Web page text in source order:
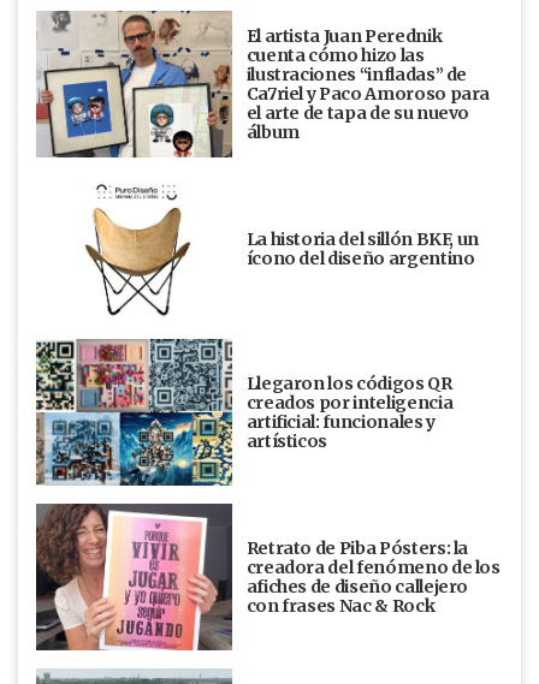
El artista Juan Perednik
cuenta cómo hizo las
ilustraciones “infladas” de
Ca7riel y Paco Amoroso para
el arte de tapa de su nuevo
álbum
La historia del sillón BKF, un
ícono del diseño argentino
Llegaron los códigos QR
creados por inteligencia
artificial: funcionales y
artísticos
Retrato de Piba Pósters: la
creadora del fenómeno de los
afiches de diseño callejero
con frases Nac & Rock